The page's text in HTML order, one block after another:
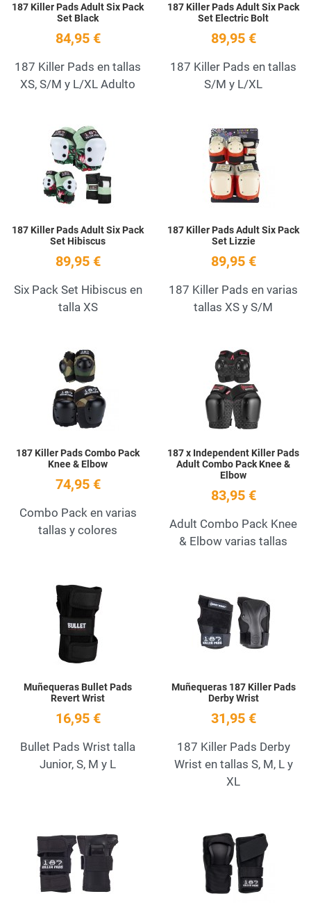
187 Killer Pads Adult Six Pack
Set Black
84,95 €
187 Killer Pads en tallas
XS, S/M y L/XL Adulto
187 Killer Pads Adult Six Pack
Set Electric Bolt
89,95 €
187 Killer Pads en tallas
S/M y L/XL
Add to Wishlist
187 Killer Pads Adult Six Pack
Set Hibiscus
89,95 €
Six Pack Set Hibiscus en
talla XS
187 Killer Pads Adult Six Pack
Set Lizzie
89,95 €
187 Killer Pads en varias
tallas XS y S/M
Add to Wishlist
187 Killer Pads Combo Pack
Knee & Elbow
74,95 €
Combo Pack en varias
tallas y colores
187 x Independent Killer Pads
Adult Combo Pack Knee &
Elbow
83,95 €
Adult Combo Pack Knee
& Elbow varias tallas
Quick View
Muñequeras Bullet Pads
Revert Wrist
16,95 €
Bullet Pads Wrist talla
Junior, S, M y L
Muñequeras 187 Killer Pads
Derby Wrist
31,95 €
187 Killer Pads Derby
Wrist en tallas S, M, L y
XL
Quick View